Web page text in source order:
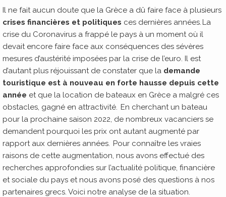
Il ne fait aucun doute que la Grèce a dû faire face à plusieurs
crises financières et politiques ces dernières années. La
crise du Coronavirus a frappé le pays à un moment où il
devait encore faire face aux conséquences des sévères
mesures d’austérité imposées par la crise de l’euro. Il est
d’autant plus réjouissant de constater que la demande
touristique est à nouveau en forte hausse depuis cette
année et que la location de bateaux en Grèce a malgré ces
obstacles, gagné en attractivité. En cherchant un bateau
pour la prochaine saison 2022, de nombreux vacanciers se
demandent pourquoi les prix ont autant augmenté par
rapport aux dernières années. Pour connaître les vraies
raisons de cette augmentation, nous avons effectué des
recherches approfondies sur l’actualité politique, financière
et sociale du pays et nous avons posé des questions à nos
partenaires grecs. Voici notre analyse de la situation.